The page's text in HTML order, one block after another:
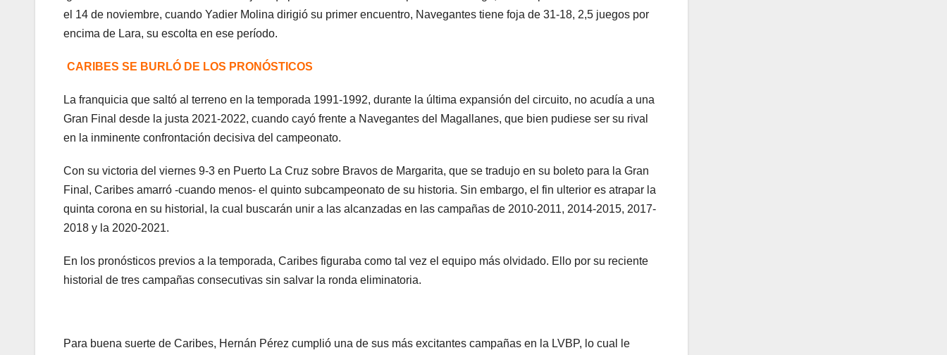
el 14 de noviembre, cuando Yadier Molina dirigió su primer encuentro, Navegantes tiene foja de 31-18, 2,5 juegos por
encima de Lara, su escolta en ese período.
CARIBES SE BURLÓ DE LOS PRONÓSTICOS
La franquicia que saltó al terreno en la temporada 1991-1992, durante la última expansión del circuito, no acudía a una
Gran Final desde la justa 2021-2022, cuando cayó frente a Navegantes del Magallanes, que bien pudiese ser su rival
en la inminente confrontación decisiva del campeonato.
Con su victoria del viernes 9-3 en Puerto La Cruz sobre Bravos de Margarita, que se tradujo en su boleto para la Gran
Final, Caribes amarró -cuando menos- el quinto subcampeonato de su historia. Sin embargo, el fin ulterior es atrapar la
quinta corona en su historial, la cual buscarán unir a las alcanzadas en las campañas de 2010-2011, 2014-2015, 2017-
2018 y la 2020-2021.
En los pronósticos previos a la temporada, Caribes figuraba como tal vez el equipo más olvidado. Ello por su reciente
historial de tres campañas consecutivas sin salvar la ronda eliminatoria.
Para buena suerte de Caribes, Hernán Pérez cumplió una de sus más excitantes campañas en la LVBP, lo cual le